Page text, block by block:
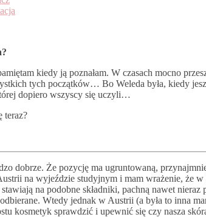
kiedy ją poznałam. W czasach mocno
tych początków… Bo Weleda była, kiedy
dopiero wszyscy się uczyli…
teraz?
dobrze. Że pozycję ma ugruntowaną,
na wyjeździe studyjnym i mam wrażenie, że
na podobne składniki, pachną nawet
Wtedy jednak w Austrii (a była to inna
kosmetyk sprawdzić i upewnić się czy nasza